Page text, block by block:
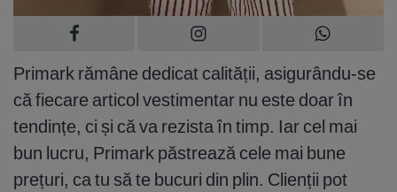
Primark rămâne dedicat calității, asigurându-se
că fiecare articol vestimentar nu este doar în
tendințe, ci și că va rezista în timp. Iar cel mai
bun lucru, Primark păstrează cele mai bune
prețuri, ca tu să te bucuri din plin. Clienții pot